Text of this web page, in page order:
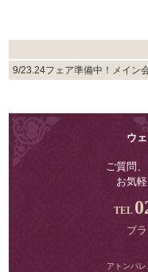
9/23.24フェア準備中！メイン
ウ
ご質問
お気
ブ
アトンパ